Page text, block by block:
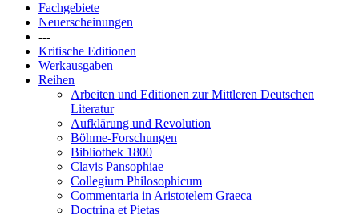
Fachgebiete
Neuerscheinungen
---
Kritische Editionen
Werkausgaben
Reihen
Arbeiten und Editionen zur Mittleren Deutschen
Literatur
Aufklärung und Revolution
Böhme-Forschungen
Bibliothek 1800
Clavis Pansophiae
Collegium Philosophicum
Commentaria in Aristotelem Graeca
Doctrina et Pietas